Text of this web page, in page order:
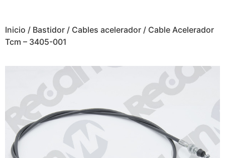
Inicio / Bastidor / Cables acelerador / Cable Acelerador
Tcm – 3405-001